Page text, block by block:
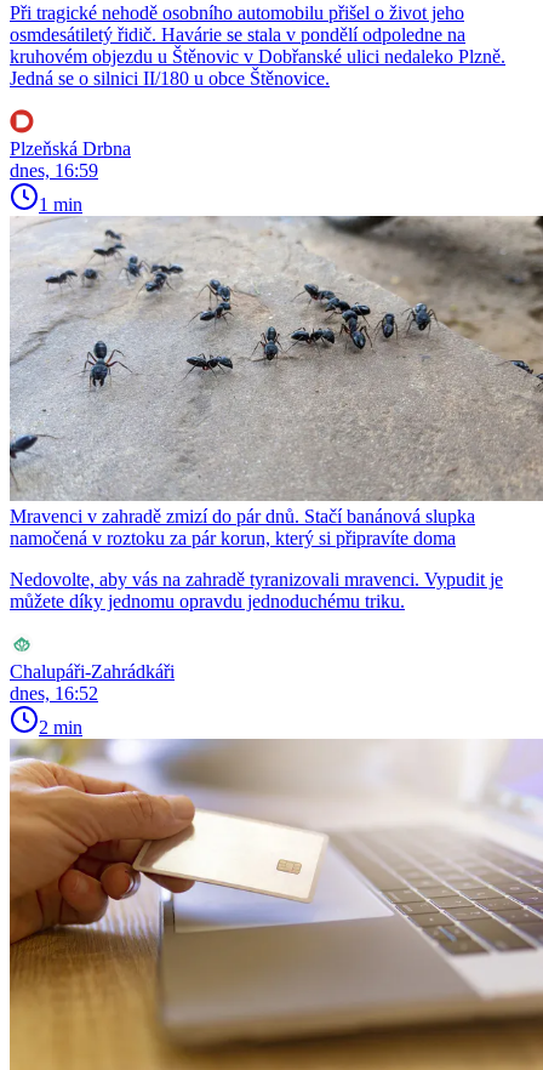
Při tragické nehodě osobního automobilu přišel o život jeho
osmdesátiletý řidič. Havárie se stala v pondělí odpoledne na
kruhovém objezdu u Štěnovic v Dobřanské ulici nedaleko Plzně.
Jedná se o silnici II/180 u obce Štěnovice.
Plzeňská Drbna
dnes, 16:59
1 min
Mravenci v zahradě zmizí do pár dnů. Stačí banánová slupka
namočená v roztoku za pár korun, který si připravíte doma
Nedovolte, aby vás na zahradě tyranizovali mravenci. Vypudit je
můžete díky jednomu opravdu jednoduchému triku.
Chalupáři-Zahrádkáři
dnes, 16:52
2 min